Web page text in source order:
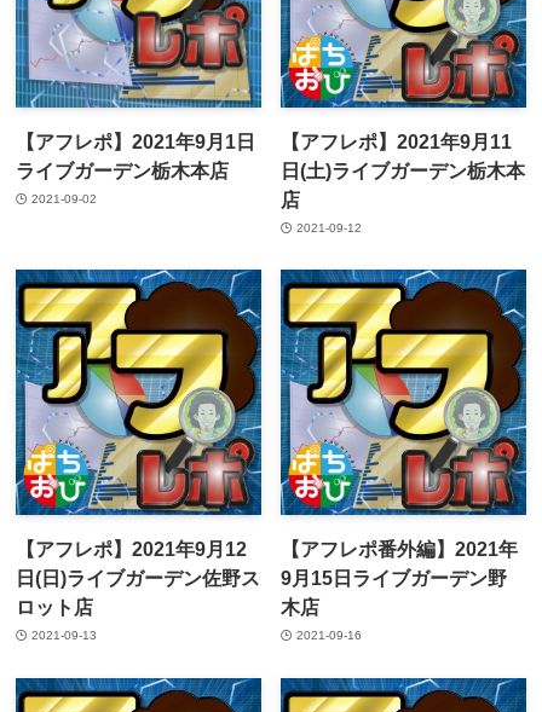
【アフレポ】2021年9月1日
ライブガーデン栃木本店
2021-09-02
【アフレポ】2021年9月11
日(土)ライブガーデン栃木本
店
2021-09-12
【アフレポ】2021年9月12
日(日)ライブガーデン佐野ス
ロット店
2021-09-13
【アフレポ番外編】2021年
9月15日ライブガーデン野
木店
2021-09-16